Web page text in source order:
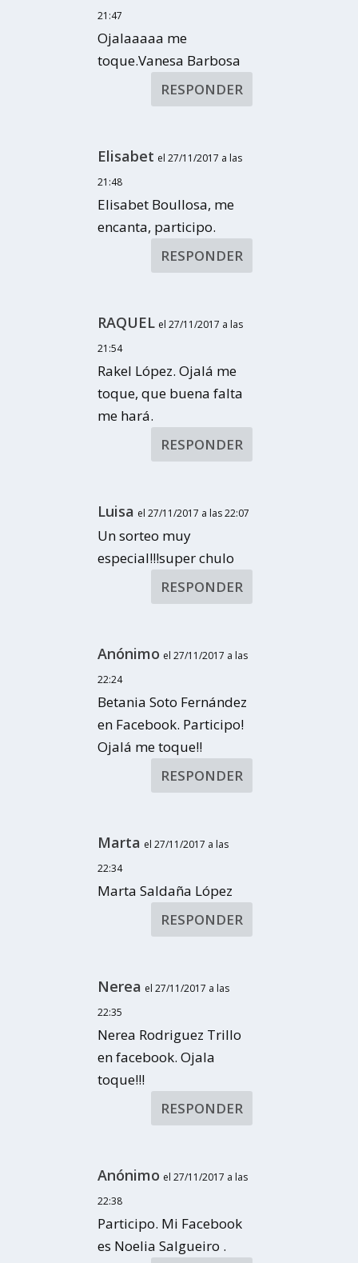
21:47
Ojalaaaaa me
toque.Vanesa Barbosa
RESPONDER
Elisabet el 27/11/2017 a las
21:48
Elisabet Boullosa, me
encanta, participo.
RESPONDER
RAQUEL el 27/11/2017 a las
21:54
Rakel López. Ojalá me
toque, que buena falta
me hará.
RESPONDER
Luisa el 27/11/2017 a las 22:07
Un sorteo muy
especial!!!super chulo
RESPONDER
Anónimo el 27/11/2017 a las
22:24
Betania Soto Fernández
en Facebook. Participo!
Ojalá me toque!!
RESPONDER
Marta el 27/11/2017 a las
22:34
Marta Saldaña López
RESPONDER
Nerea el 27/11/2017 a las
22:35
Nerea Rodriguez Trillo
en facebook. Ojala
toque!!!
RESPONDER
Anónimo el 27/11/2017 a las
22:38
Participo. Mi Facebook
es Noelia Salgueiro .